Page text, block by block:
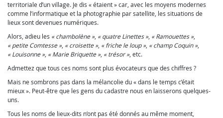
territoriale d’un village. Je dis « étaient » car, avec les moyens modernes
comme l’informatique et la photographie par satellite, les situations de
lieux sont devenues numériques.
Alors, adieu les « chambolène », « quatre Linettes », « Ramouettes »,
« petite Comtesse », « croisette », « friche le loup », « champ Coquin »,
« Louisonne », « Marie Briquette », « trésor », etc.
Admettez que tous ces noms sont plus évocateurs que des chiffres ?
Mais ne sombrons pas dans la mélancolie du « dans le temps c’était
mieux ». Peut-être que les gens du cadastre nous en laisserons quelques-
uns.
Tous les noms de lieux-dits n’ont pas été donnés au même moment,